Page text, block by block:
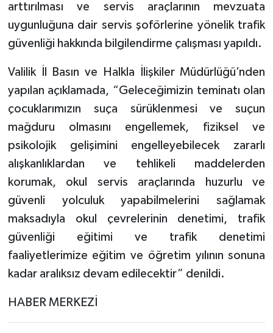
arttırılması ve servis araçlarının mevzuata
uygunluğuna dair servis şoförlerine yönelik trafik
güvenliği hakkında bilgilendirme çalışması yapıldı.
Valilik İl Basın ve Halkla İlişkiler Müdürlüğü’nden
yapılan açıklamada, “Geleceğimizin teminatı olan
çocuklarımızın suça sürüklenmesi ve suçun
mağduru olmasını engellemek, fiziksel ve
psikolojik gelişimini engelleyebilecek zararlı
alışkanlıklardan ve tehlikeli maddelerden
korumak, okul servis araçlarında huzurlu ve
güvenli yolculuk yapabilmelerini sağlamak
maksadıyla okul çevrelerinin denetimi, trafik
güvenliği eğitimi ve trafik denetimi
faaliyetlerimize eğitim ve öğretim yılının sonuna
kadar aralıksız devam edilecektir” denildi.
HABER MERKEZİ